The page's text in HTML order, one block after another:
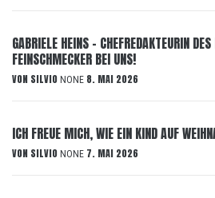
GABRIELE HEINS – CHEFREDAKTEURIN
FEINSCHMECKER BEI UNS!
VON SILVIO NONE 8. MAI 2026
ICH FREUE MICH, WIE EIN KIND AUF
VON SILVIO NONE 7. MAI 2026